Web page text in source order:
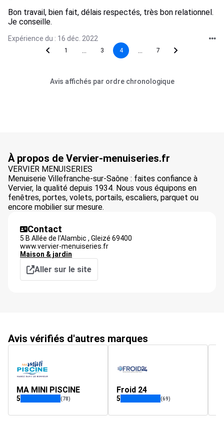
Bon travail, bien fait, délais respectés, très bon relationnel.
Je conseille.
Expérience du : 16 déc. 2022
1 3 4 7
Avis affichés par ordre chronologique
À propos de Vervier-menuiseries.fr
VERVIER MENUISERIES
Menuiserie Villefranche-sur-Saône : faites confiance à
Vervier, la qualité depuis 1934. Nous vous équipons en
fenêtres, portes, volets, portails, escaliers, parquet ou
encore mobilier sur mesure.
Contact
5 B Allée de l'Alambic , Gleizé 69400
www.vervier-menuiseries.fr
Maison & jardin
Aller sur le site
Avis vérifiés d'autres marques
MA MINI PISCINE
5 (78)
Froid 24
5 (69)